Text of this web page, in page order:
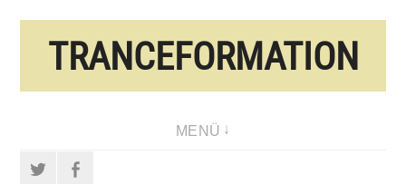
TRANCEFORMATION
MENÜ
Twitter